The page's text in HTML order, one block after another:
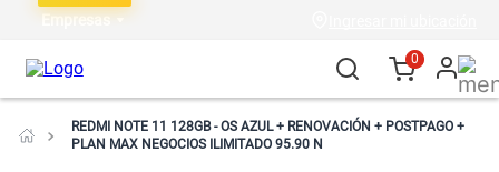
Empresas
0
REDMI NOTE 11 128GB - OS AZUL + RENOVACIÓN + POSTPAGO +
PLAN MAX NEGOCIOS ILIMITADO 95.90 N